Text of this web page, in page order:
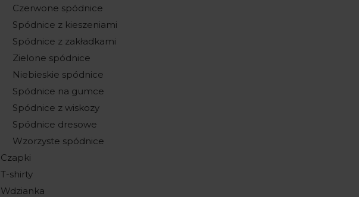
Czerwone spódnice
Spódnice z kieszeniami
Spódnice z zakładkami
Zielone spódnice
Niebieskie spódnice
Spódnice na gumce
Spódnice z wiskozy
Spódnice dresowe
Wzorzyste spódnice
Czapki
T-shirty
Wdzianka